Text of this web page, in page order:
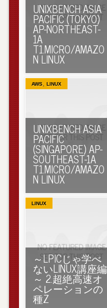
UNIXBENCH ASIA
PACIFIC (TOKYO)
AP-NORTHEAST-
1A
T1.MICRO/AMAZO
N LINUX
AWS, LINUX
UNIXBENCH ASIA
PACIFIC
(SINGAPORE) AP-
SOUTHEAST-1A
T1.MICRO/AMAZO
N LINUX
LINUX
～LPICじゃ学べ
ないLINUX講座編
～ 2.超絶高速オ
ペレーションの
種Z